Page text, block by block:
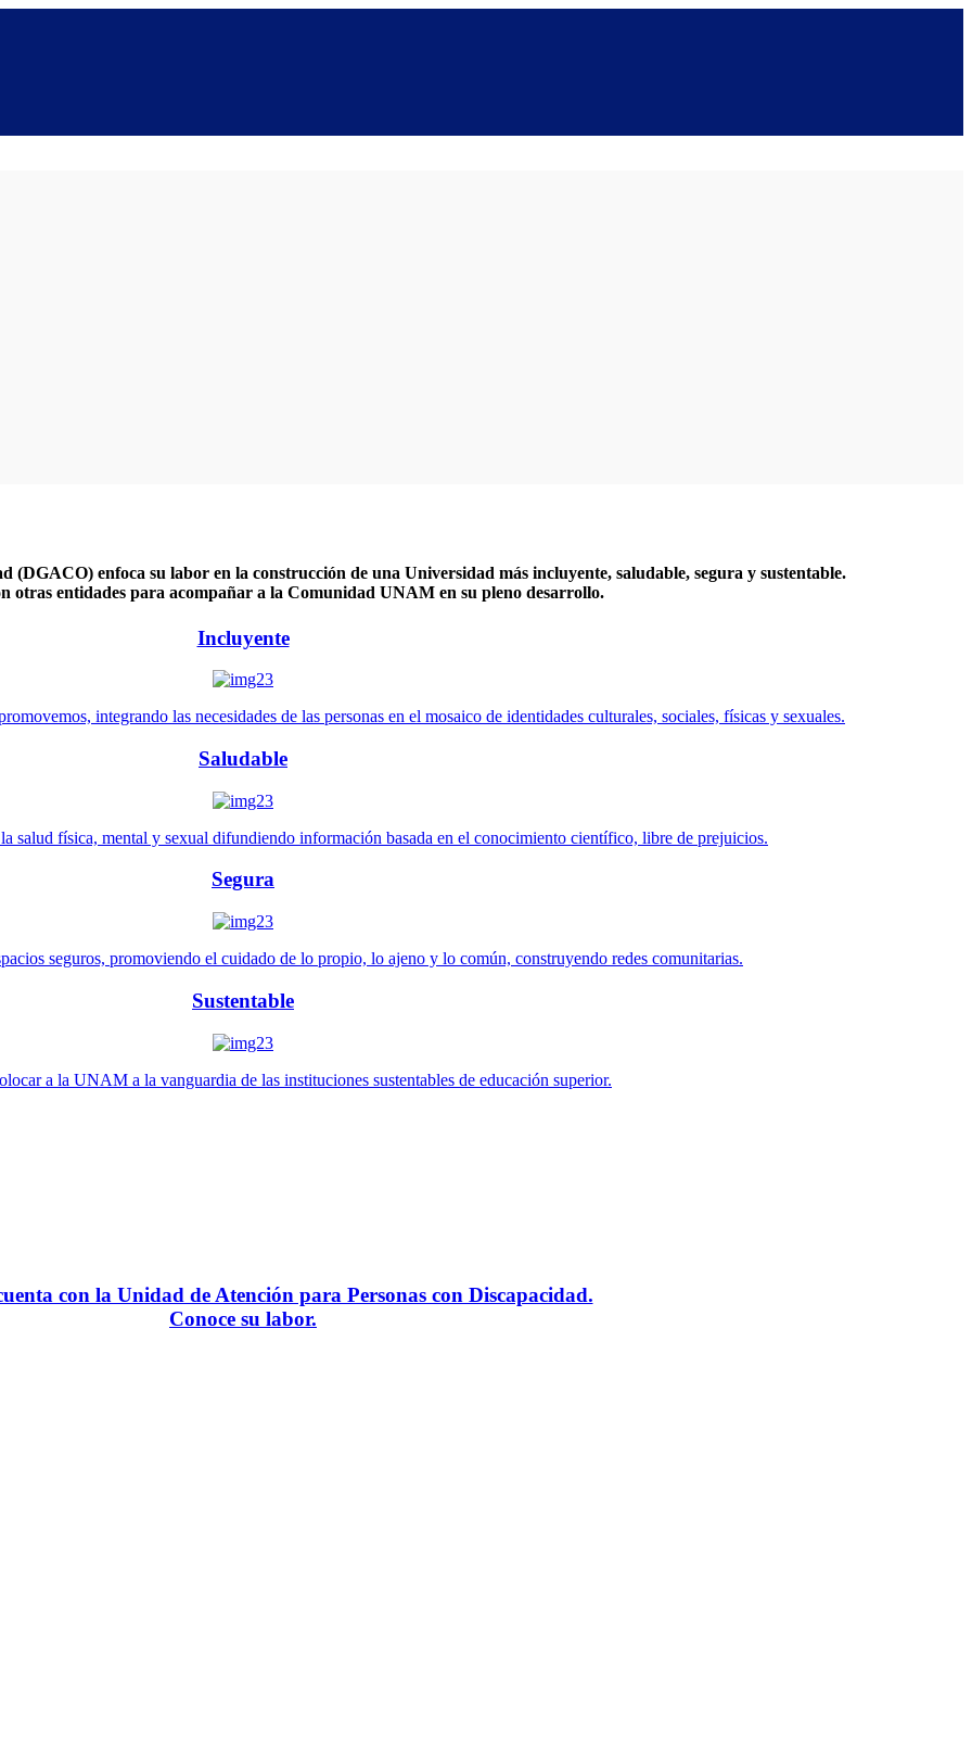
(DGACO) enfoca su labor en la construcción de una Universidad más incluyente, saludable, segura y sustentable.
otras entidades para acompañar a la Comunidad UNAM en su pleno desarrollo.
Incluyente
integrando las necesidades de las personas en el mosaico de identidades culturales, sociales, físicas y sexuales.
Saludable
salud física, mental y sexual difundiendo información basada en el conocimiento científico, libre de prejuicios.
Segura
seguros, promoviendo el cuidado de lo propio, lo ajeno y lo común, construyendo redes comunitarias.
Sustentable
a la UNAM a la vanguardia de las instituciones sustentables de educación superior.
con la Unidad de Atención para Personas con Discapacidad.
Conoce su labor.